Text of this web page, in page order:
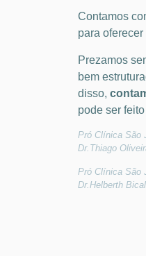
Contamos
para
Prezamos
bem
disso,
pode ser
Pró Clínica São
Dr.Thiago
Pró Clínica São
Dr.Helberth